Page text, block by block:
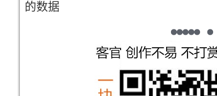
的数据